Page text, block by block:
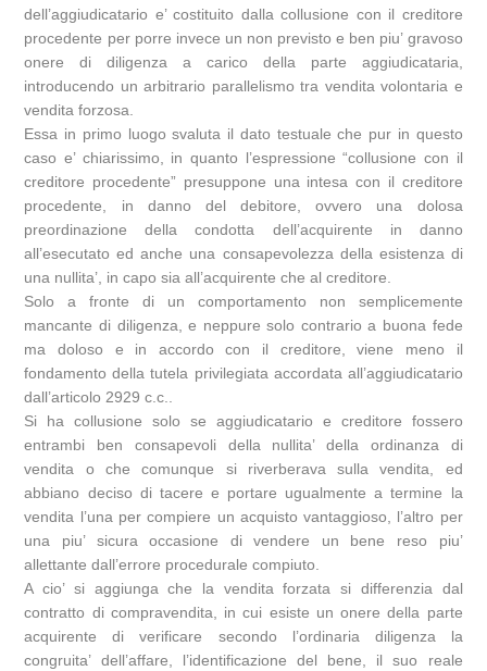
dell’aggiudicatario e’ costituito dalla collusione con il creditore
procedente per porre invece un non previsto e ben piu’ gravoso
onere di diligenza a carico della parte aggiudicataria,
introducendo un arbitrario parallelismo tra vendita volontaria e
vendita forzosa.
Essa in primo luogo svaluta il dato testuale che pur in questo
caso e’ chiarissimo, in quanto l’espressione “collusione con il
creditore procedente” presuppone una intesa con il creditore
procedente, in danno del debitore, ovvero una dolosa
preordinazione della condotta dell’acquirente in danno
all’esecutato ed anche una consapevolezza della esistenza di
una nullita’, in capo sia all’acquirente che al creditore.
Solo a fronte di un comportamento non semplicemente
mancante di diligenza, e neppure solo contrario a buona fede
ma doloso e in accordo con il creditore, viene meno il
fondamento della tutela privilegiata accordata all’aggiudicatario
dall’articolo 2929 c.c..
Si ha collusione solo se aggiudicatario e creditore fossero
entrambi ben consapevoli della nullita’ della ordinanza di
vendita o che comunque si riverberava sulla vendita, ed
abbiano deciso di tacere e portare ugualmente a termine la
vendita l’una per compiere un acquisto vantaggioso, l’altro per
una piu’ sicura occasione di vendere un bene reso piu’
allettante dall’errore procedurale compiuto.
A cio’ si aggiunga che la vendita forzata si differenzia dal
contratto di compravendita, in cui esiste un onere della parte
acquirente di verificare secondo l’ordinaria diligenza la
congruita’ dell’affare, l’identificazione del bene, il suo reale